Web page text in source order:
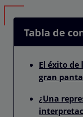
Tabla de
El éxito de
gran
¿Una